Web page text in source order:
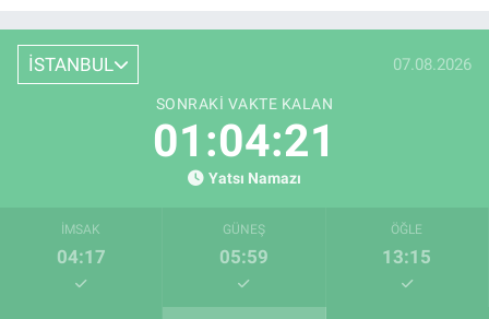
İSTANBUL 07.08.2026
SONRAKI VAKTE KALAN
01:04:20
Yatsı Namazı
İMSAK
04:17
GÜNEŞ
05:59
ÖĞLE
13:15